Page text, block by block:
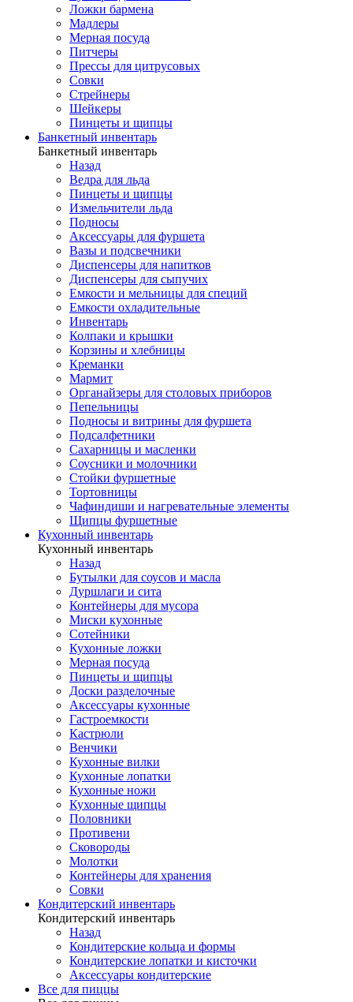
Ложки бармена
Мадлеры
Мерная посуда
Питчеры
Прессы для цитрусовых
Совки
Стрейнеры
Шейкеры
Пинцеты и щипцы
Банкетный инвентарь
Банкетный инвентарь
Назад
Ведра для льда
Пинцеты и щипцы
Измельчители льда
Подносы
Аксессуары для фуршета
Вазы и подсвечники
Диспенсеры для напитков
Диспенсеры для сыпучих
Емкости и мельницы для специй
Емкости охладительные
Инвентарь
Колпаки и крышки
Корзины и хлебницы
Креманки
Мармит
Органайзеры для столовых приборов
Пепельницы
Подносы и витрины для фуршета
Подсалфетники
Сахарницы и масленки
Соусники и молочники
Стойки фуршетные
Тортовницы
Чафиндиши и нагревательные элементы
Щипцы фуршетные
Кухонный инвентарь
Кухонный инвентарь
Назад
Бутылки для соусов и масла
Дуршлаги и сита
Контейнеры для мусора
Миски кухонные
Сотейники
Кухонные ложки
Мерная посуда
Пинцеты и щипцы
Доски разделочные
Аксессуары кухонные
Гастроемкости
Кастрюли
Венчики
Кухонные вилки
Кухонные лопатки
Кухонные ножи
Кухонные щипцы
Половники
Противени
Сковороды
Молотки
Контейнеры для хранения
Совки
Кондитерский инвентарь
Кондитерский инвентарь
Назад
Кондитерские кольца и формы
Кондитерские лопатки и кисточки
Аксессуары кондитерские
Все для пиццы